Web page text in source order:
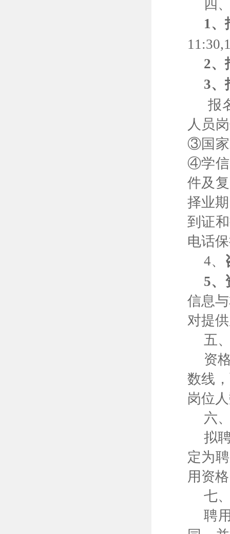
四
1、
2、
3、
报
人员
③国
④学
件及
择业
到证
电话
4、
5、
信息
对提
五
资
数线
岗位
六
拟
定为
用资
七
聘